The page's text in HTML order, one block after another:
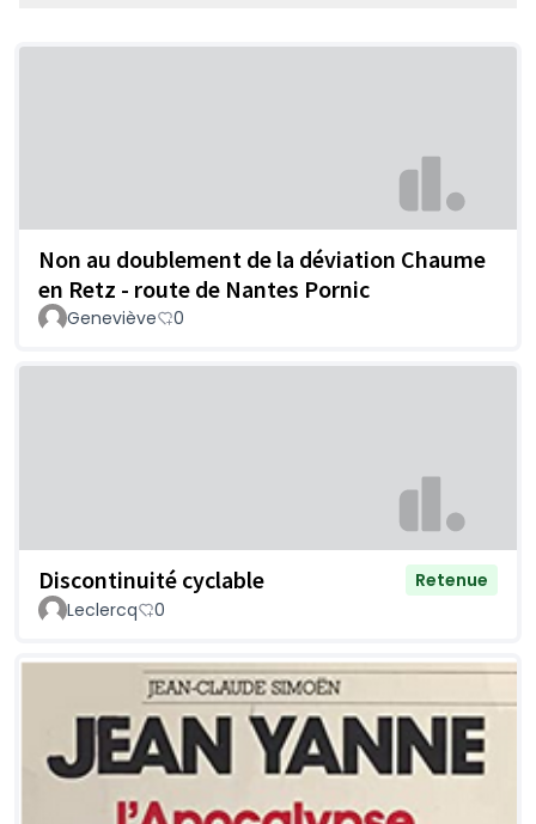
Non au doublement de la déviation Chaume
en Retz - route de Nantes Pornic
Geneviève 0
Discontinuité cyclable
Retenue
Leclercq
0